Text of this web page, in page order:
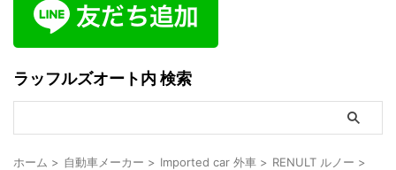
ラッフルズオート内 検索
ホーム > 自動車メーカー > Imported car 外車 > RENULT ルノー >